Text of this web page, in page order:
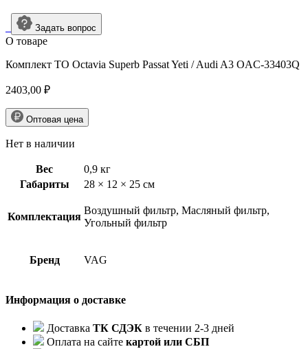
Задать вопрос
О товарe
Комплект ТО Octavia Superb Passat Yeti / Audi A3 OAC-33403Q
2403,00 ₽
Оптовая цена
Нет в наличии
Вес
0,9 кг
Габариты
28 × 12 × 25 см
Комплектация
Воздушный фильтр, Масляный фильтр,
Угольный фильтр
Бренд VAG
Информация о доставке
Доставка ТК СДЭК в течении 2-3 дней
Оплата на сайте картой или СБП